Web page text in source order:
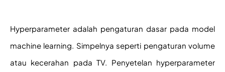
Hyperparameter adalah pengaturan dasar pada model
machine learning. Simpelnya seperti pengaturan volume
atau kecerahan pada TV. Penyetelan hyperparameter